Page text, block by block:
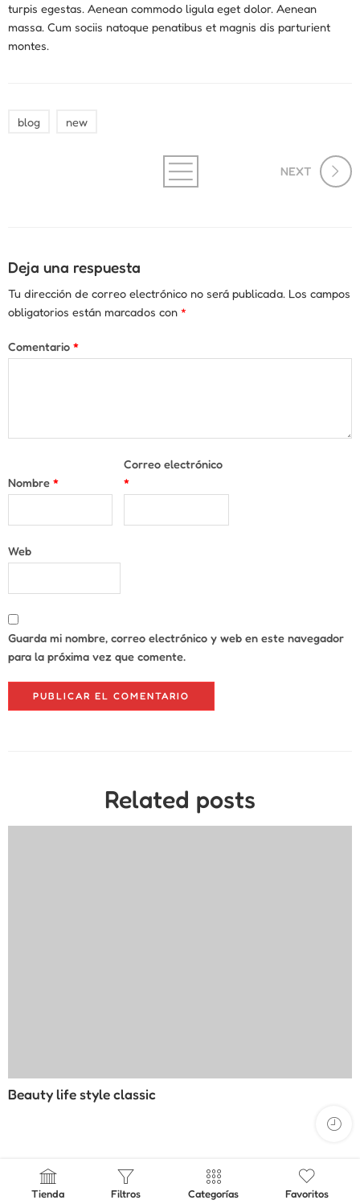
turpis egestas. Aenean commodo ligula eget dolor. Aenean
massa. Cum sociis natoque penatibus et magnis dis parturient
montes.
blog new
NEXT
Deja una respuesta
Tu dirección de correo electrónico no será publicada. Los campos
obligatorios están marcados con *
Comentario *
Nombre *
Correo electrónico
*
Web
Guarda mi nombre, correo electrónico y web en este navegador
para la próxima vez que comente.
Related posts
Beauty life style classic
Tienda Filtros Categorías Favoritos